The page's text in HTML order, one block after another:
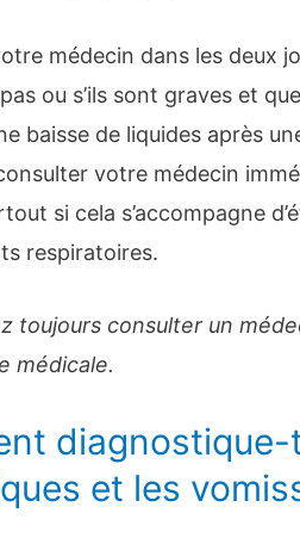
médecin dans les deux
ou s’ils sont graves et
baisse de liquides après
votre médecin
si cela s’accompagne
respiratoires.
toujours consulter un
médicale.
et les